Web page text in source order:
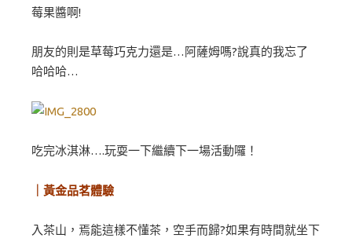
莓果醬啊!
朋友的則是草莓巧克力還是…阿薩姆嗎?說真的我忘了
哈哈哈…
吃完冰淇淋….玩耍一下繼續下一場活動囉！
｜黃金品茗體驗
入茶山，焉能這樣不懂茶，空手而歸?如果有時間就坐下